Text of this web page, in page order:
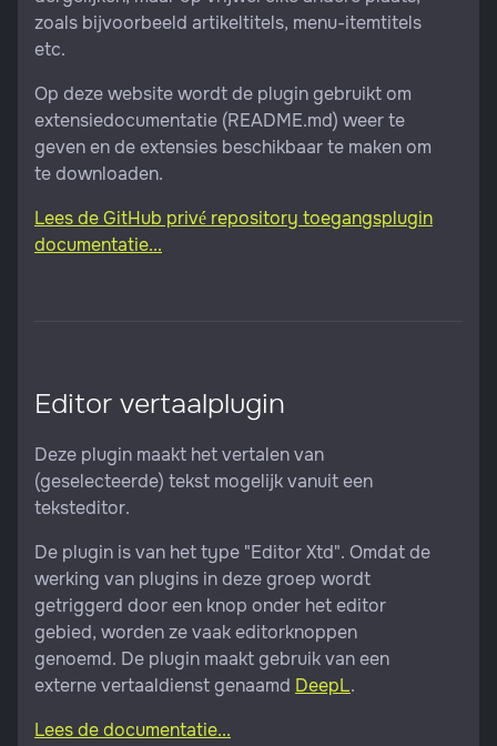
zoals bijvoorbeeld artikeltitels, menu-itemtitels
etc.
Op deze website wordt de plugin gebruikt om
extensiedocumentatie (README.md) weer te
geven en de extensies beschikbaar te maken om
te downloaden.
Lees de GitHub privé repository toegangsplugin
documentatie...
Editor vertaalplugin
Deze plugin maakt het vertalen van
(geselecteerde) tekst mogelijk vanuit een
teksteditor.
De plugin is van het type "Editor Xtd". Omdat de
werking van plugins in deze groep wordt
getriggerd door een knop onder het editor
gebied, worden ze vaak editorknoppen
genoemd. De plugin maakt gebruik van een
externe vertaaldienst genaamd DeepL.
Lees de documentatie...